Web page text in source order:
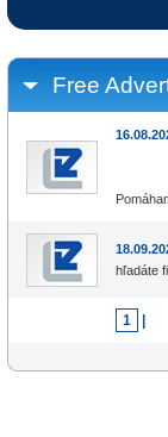
Free
hľadáte
1